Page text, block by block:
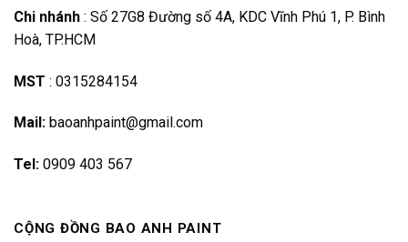
Chi nhánh : Số 27G8 Đường số 4A, KDC Vĩnh Phú 1, P. Bình
Hoà, TP.HCM
MST : 0315284154
Mail: baoanhpaint@gmail.com
Tel: 0909 403 567
CỘNG ĐỒNG BAO ANH PAINT